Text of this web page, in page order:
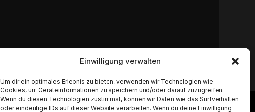
Einwilligung verwalten
Um dir ein optimales Erlebnis zu bieten, verwenden wir Technologien wie
Cookies, um Geräteinformationen zu speichern und/oder darauf zuzugreifen.
Wenn du diesen Technologien zustimmst, können wir Daten wie das Surfverhalten
oder eindeutige IDs auf dieser Website verarbeiten. Wenn du deine Einwilligung